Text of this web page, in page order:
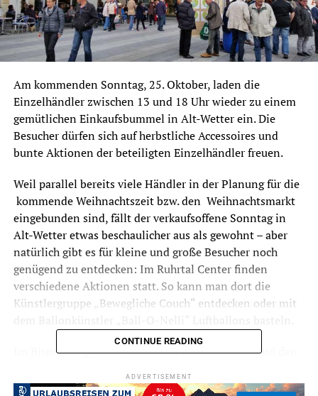
Am kommenden Sonntag, 25. Oktober, laden die
Einzelhändler zwischen 13 und 18 Uhr wieder zu einem
gemütlichen Einkaufsbummel in Alt-Wetter ein. Die
Besucher dürfen sich auf herbstliche Accessoires und
bunte Aktionen der beteiligten Einzelhändler freuen.
Weil parallel bereits viele Händler in der Planung für die
kommende Weihnachtszeit bzw. den Weihnachtsmarkt
eingebunden sind, fällt der verkaufsoffene Sonntag in
Alt-Wetter etwas beschaulicher aus als gewohnt – aber
natürlich gibt es für kleine und große Besucher noch
genügend zu entdecken: Im Ruhrtal Center finden
verschiedene Aktionen statt. So kann man dort die
Künstlergruppe „Bewegliche Couch“ entdecken oder mit
Im Bismarck-Quartier startet der Kinderschutzbund den
einem Kaffee- und Waffelverkauf (die Erlöse werden für
CONTINUE READING
ADVERTISEMENT